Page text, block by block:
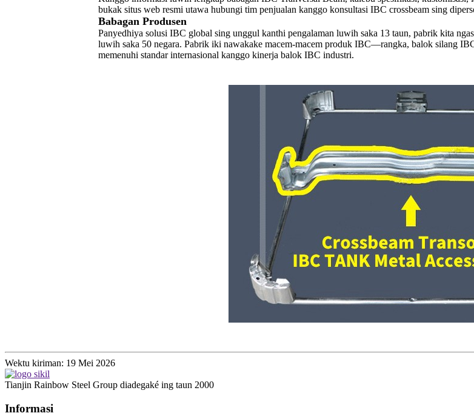
bukak situs web resmi utawa hubungi tim penjualan kanggo konsultasi IBC crossbeam sing
Babagan Produsen
Panyedhiya solusi IBC global sing unggul kanthi pengalaman luwih saka 13 taun, pabrik kita
luwih saka 50 negara. Pabrik iki nawakake macem-macem produk IBC—rangka, balok silang
memenuhi standar internasional kanggo kinerja balok IBC industri.
Wektu kiriman: 19 Mei 2026
Tianjin Rainbow Steel Group diadegaké ing taun 2000
Informasi